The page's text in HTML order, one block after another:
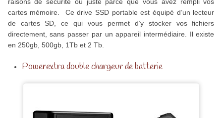
cartes mémoire. Ce drive SSD portable est équipé d’un lecteur
de cartes SD, ce qui vous permet d’y stocker vos fichiers
directement, sans passer par un appareil intermédiaire. Il existe
en 250gb, 500gb, 1Tb et 2 Tb.
Powerextra double chargeur de batterie